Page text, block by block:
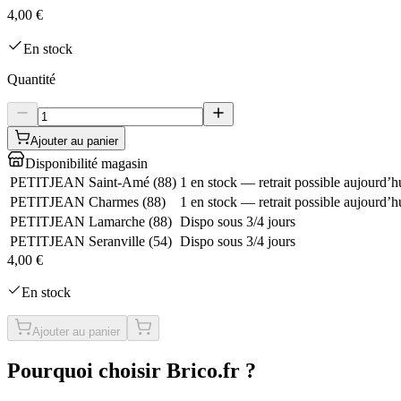
4,00 €
En stock
Quantité
Ajouter au panier
Disponibilité magasin
PETITJEAN Saint-Amé (88) 1 en stock — retrait possible
PETITJEAN Charmes (88)
1 en stock — retrait possible
PETITJEAN Lamarche (88) Dispo sous 3/4 jours
PETITJEAN Seranville (54) Dispo sous 3/4 jours
4,00 €
En stock
Ajouter au panier
Pourquoi choisir Brico.fr ?